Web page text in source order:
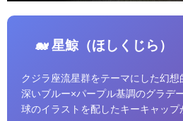
🐋 星鯨（ほしくじら）
クジラ座流星群をテーマにした幻想
深いブルー×パープル基調のグラデ
球のイラストを配したキーキャップ